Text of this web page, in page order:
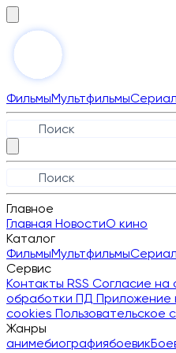
ФильмыМультфильмы
Главное
Главная НовостиО кино
Каталог
ФильмыМультфильмы
Сервис
Контакты RSS Согласие на
обработки ПД Приложение
cookies Пользовательское
Жанры
анимебиографиябоевик